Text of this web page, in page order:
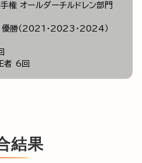
オールダーチルドレン部門
優勝（2021・2023・2024）
者 6回
結果